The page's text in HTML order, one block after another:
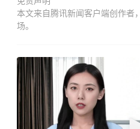
本文来自腾讯新闻客户端创作者
场。